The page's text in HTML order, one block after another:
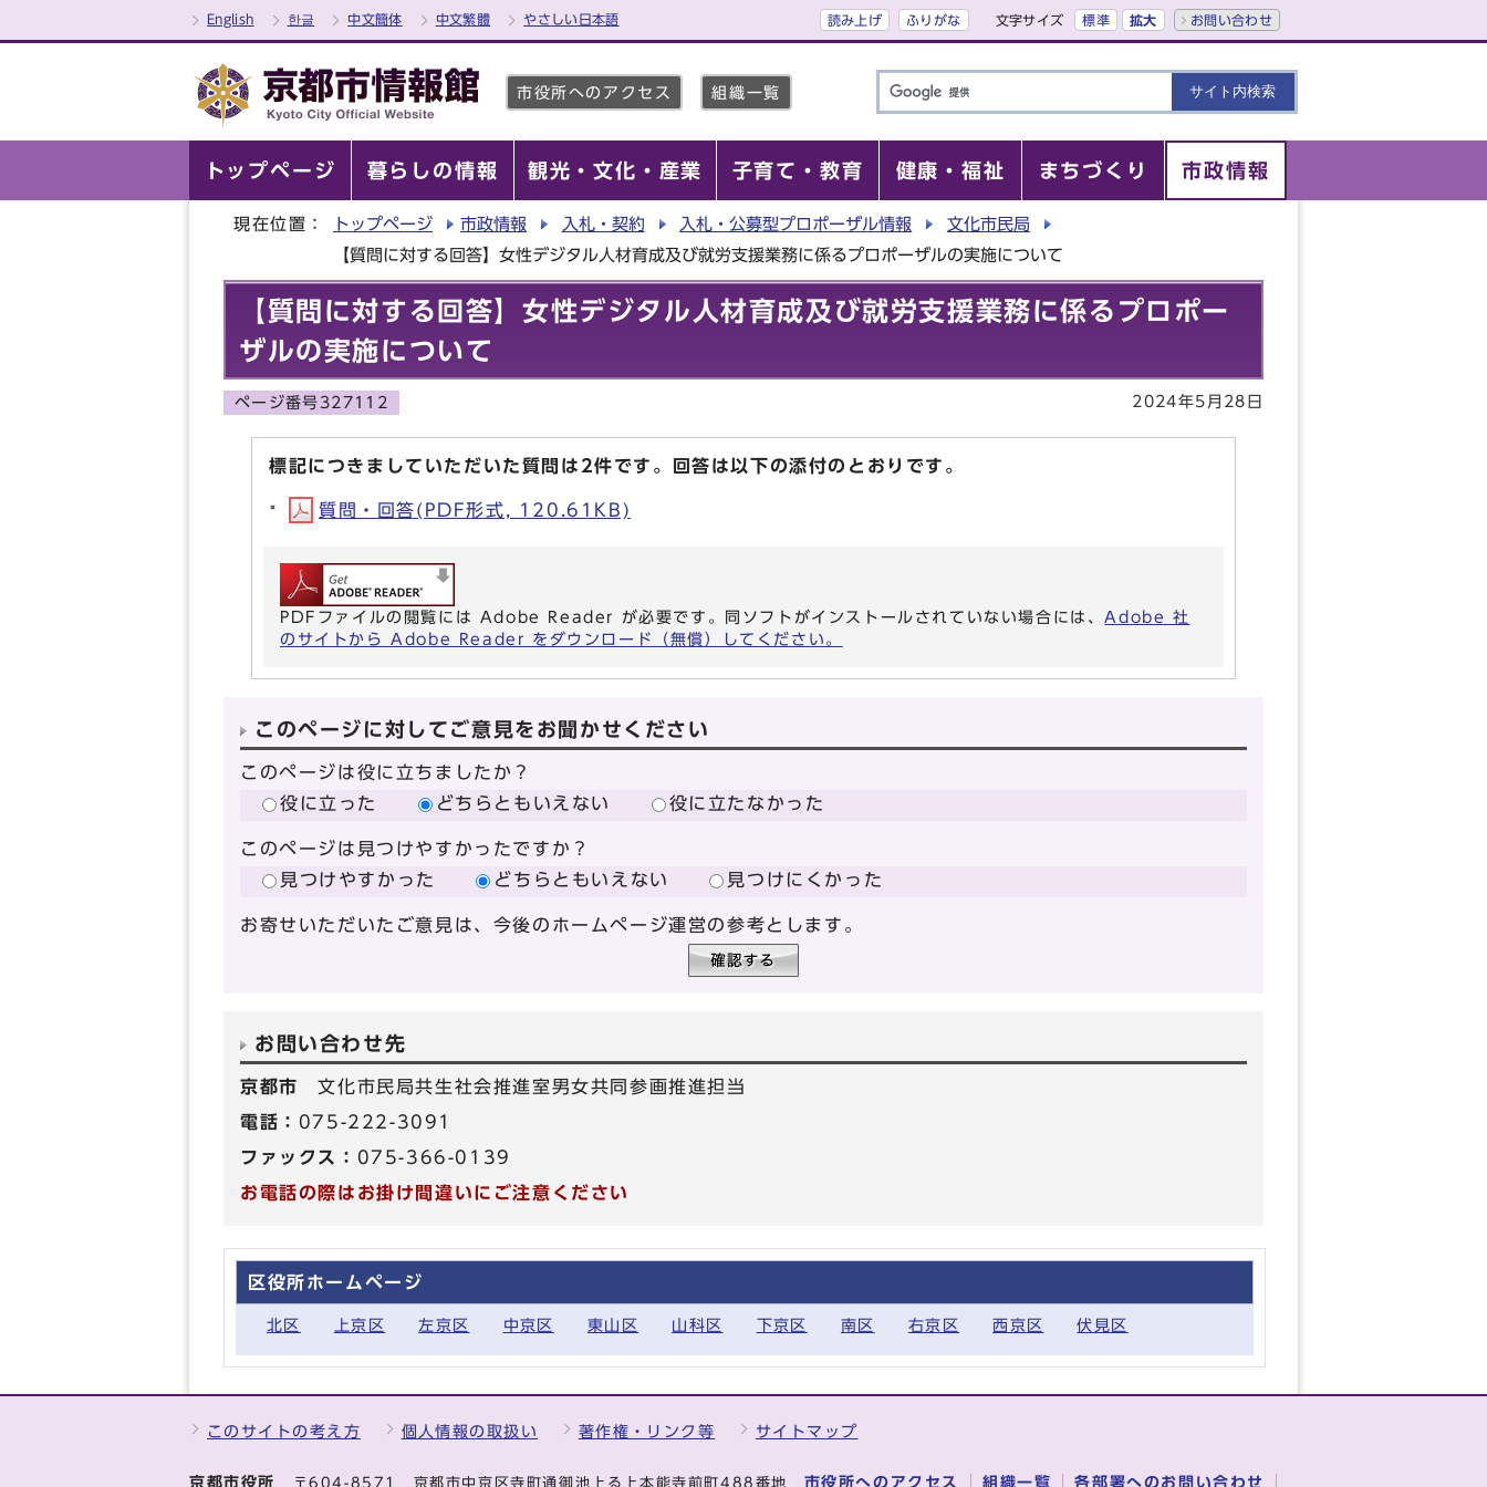
English 한글 中文簡体 中文繁體 やさしい日本語 読み上げ ふりがな 文字サイズ 標準 拡大 お問い合わせ
市役所へのアクセス 組織一覧
トップページ 暮らしの情報 観光・文化・産業 子育て・教育 健康・福祉 まちづくり 市政情報
現在位置： トップページ 市政情報 入札・契約 入札・公募型プロポーザル情報
文化市民局
【質問に対する回答】女性デジタル人材育成及び就労支援業務に係るプロポーザルの実施について
【質問に対する回答】女性デジタル人材育成及び就労支援業務に係るプロポー
ザルの実施について
ページ番号327112 2024年5月28日
標記につきましていただいた質問は2件です。回答は以下の添付のとおりです。
質問・回答(PDF形式, 120.61KB)
PDFファイルの閲覧には Adobe Reader が必要です。同ソフトがインストールされていない場合には、Adobe 社
のサイトから Adobe Reader をダウンロード（無償）してください。
このページに対してご意見をお聞かせください
このページは役に立ちましたか？
役に立った
どちらともいえない 役に立たなかった
このページは見つけやすかったですか？
見つけやすかった
どちらともいえない 見つけにくかった
お寄せいただいたご意見は、今後のホームページ運営の参考とします。
お問い合わせ先
京都市文化市民局共生社会推進室男女共同参画推進担当
電話： 075-222-3091
ファックス： 075-366-0139
お電話の際はお掛け間違いにご注意ください
区役所ホームページ
北区 上京区 左京区 中京区 東山区 山科区 下京区 南区 右京区 西京区 伏見区
このサイトの考え方 個人情報の取扱い 著作権・リンク等 サイトマップ
京都市役所 〒604-8571 京都市中京区寺町通御池上る上本能寺前町488番地 市役所へのアクセス 組織一覧 各部署へのお問い合わせ